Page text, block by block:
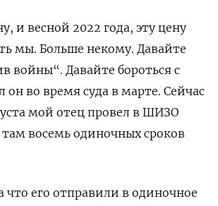
и весной 2022 года, эту цену
мы. Больше некому. Давайте
войны“. Давайте бороться с
во время суда в марте. Сейчас
мой отец провел в ШИЗО
восемь одиночных сроков
что его отправили в одиночное